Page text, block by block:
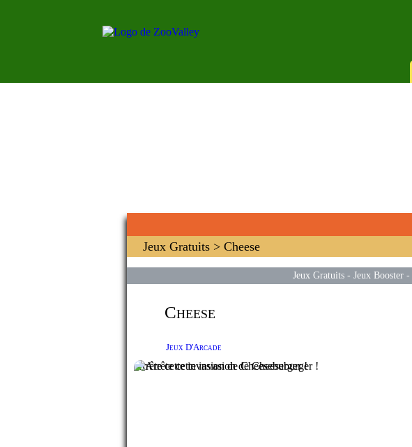
Jeux Gratuits > Cheese
Jeux Gratuits- Jeux Booster-
Cheese
Jeux D'Arcade
Arrête cette invasion de Cheeseburger !